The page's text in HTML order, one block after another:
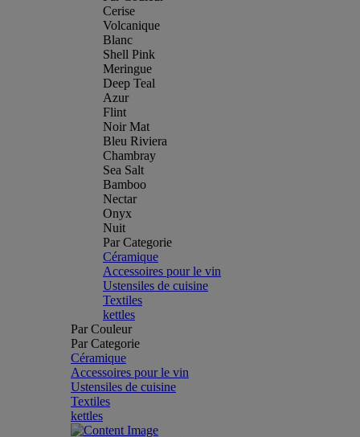
Cerise
Volcanique
Blanc
Shell Pink
Meringue
Deep Teal
Azur
Flint
Noir Mat
Bleu Riviera
Chambray
Sea Salt
Bamboo
Nectar
Onyx
Nuit
Par Categorie
Céramique
Accessoires pour le vin
Ustensiles de cuisine
Textiles
kettles
Par Couleur
Par Categorie
Céramique
Accessoires pour le vin
Ustensiles de cuisine
Textiles
kettles